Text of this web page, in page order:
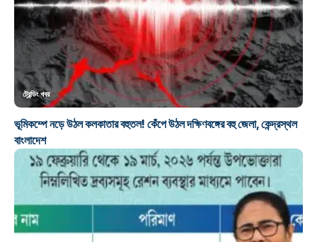
ট্রেন্ডিং খবর
ভূমিকম্পে নড়ে উঠল কলকাতার বহুতল! কেঁপে উঠল দক্ষিণবঙ্গের বহু জেলা, কেন্দ্রস্থল
বাংলাদেশ